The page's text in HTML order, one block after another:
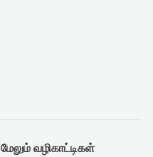
மேலும் வழிகாட்டிகள்